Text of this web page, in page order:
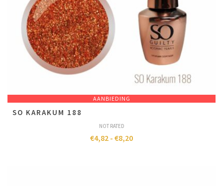
AANBIEDING
SO KARAKUM 188
NOT RATED
€4,82 - €8,20